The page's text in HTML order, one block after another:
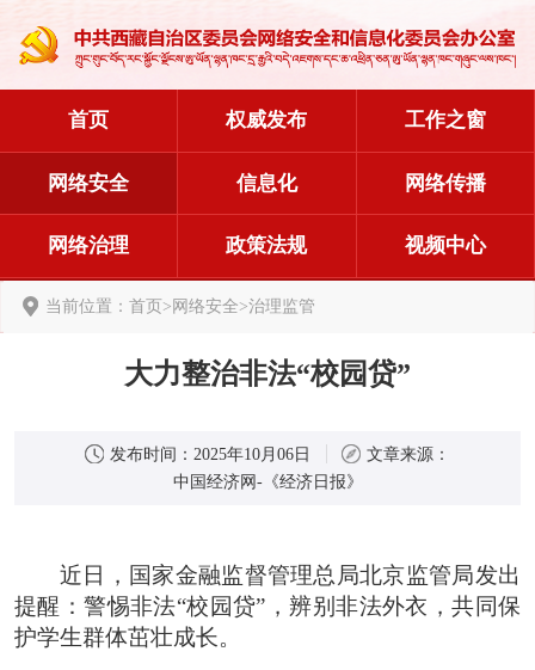
首页 权威发布 工作之窗
网络安全 信息化 网络传播
网络治理 政策法规 视频中心
当前位置： 首页>网络安全>治理监管
大力整治非法“校园贷”
发布时间： 2025年10月06日
文章来源：
中国经济网-《经济日报》
近日，国家金融监督管理总局北京监管局发出
提醒：警惕非法“校园贷”，辨别非法外衣，共同保
护学生群体茁壮成长。